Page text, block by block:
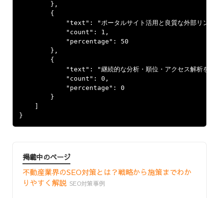
        },
        {
"text": "ポータルサイト活用と良質な外部リンク
            "count": 1,
            "percentage": 50
        },
        {
"text": "継続的な分析・順位・アクセス解析を踏
            "count": 0,
            "percentage": 0
        }
}
掲載中のページ
不動産業界のSEO対策とは？戦略から施策までわか
りやすく解説 SEO対策事例